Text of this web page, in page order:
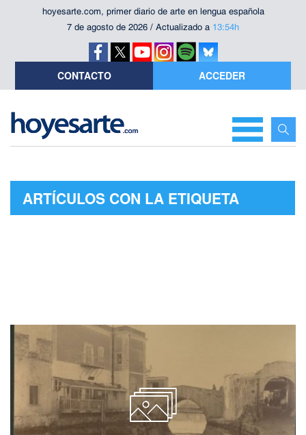
hoyesarte.com, primer diario de arte en lengua española
7 de agosto de 2026 / Actualizado a 13:54h
CONTACTO ACCEDER
ARTÍCULOS CON LA ETIQUETA